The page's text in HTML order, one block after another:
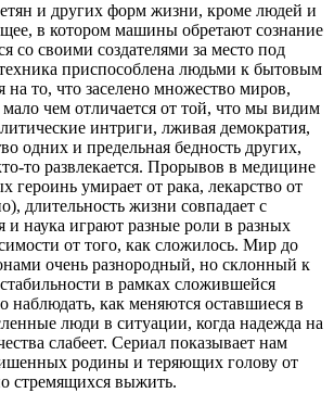
и других форм жизни, кроме людей и
в котором машины обретают сознание
со своими создателями за место под
приспособлена людьми к бытовым
то, что заселено множество миров,
чем отличается от той, что мы видим
интриги, лживая демократия,
одних и предельная бедность других,
то развлекается. Прорывов в медицине
героинь умирает от рака, лекарство от
длительность жизни совпадает с
наука играют разные роли в разных
от того, как сложилось. Мир до
очень разнородный, но склонный к
в рамках сложившейся
наблюдать, как меняются оставшиеся в
люди в ситуации, когда надежда на
слабеет. Сериал показывает нам
родины и теряющих голову от
стремящихся выжить.